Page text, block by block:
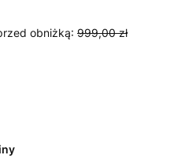
obniżką: 999,00 zł